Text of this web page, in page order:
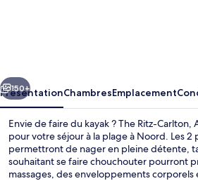
Suivant
150+
PrésentationChambresEmplacement
Envie de faire du kayak ? The Ritz-Carlton,
pour votre séjour à la plage à Noord. Les 2
permettront de nager en pleine détente,
souhaitant se faire chouchouter pourront
massages, des enveloppements corporels